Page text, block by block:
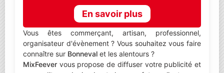
En savoir plus
Vous êtes commerçant, artisan, professionnel,
organisateur d'évènement ? Vous souhaitez vous faire
connaître sur Bonneval et les alentours ?
MixFeever vous propose de diffuser votre publicité et